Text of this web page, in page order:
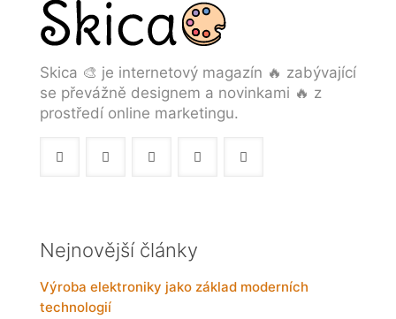
Skica 🎨 je internetový magazín 🔥 zabývající
se převážně designem a novinkami 🔥 z
prostředí online marketingu.
Nejnovější články
Výroba elektroniky jako základ moderních
technologií